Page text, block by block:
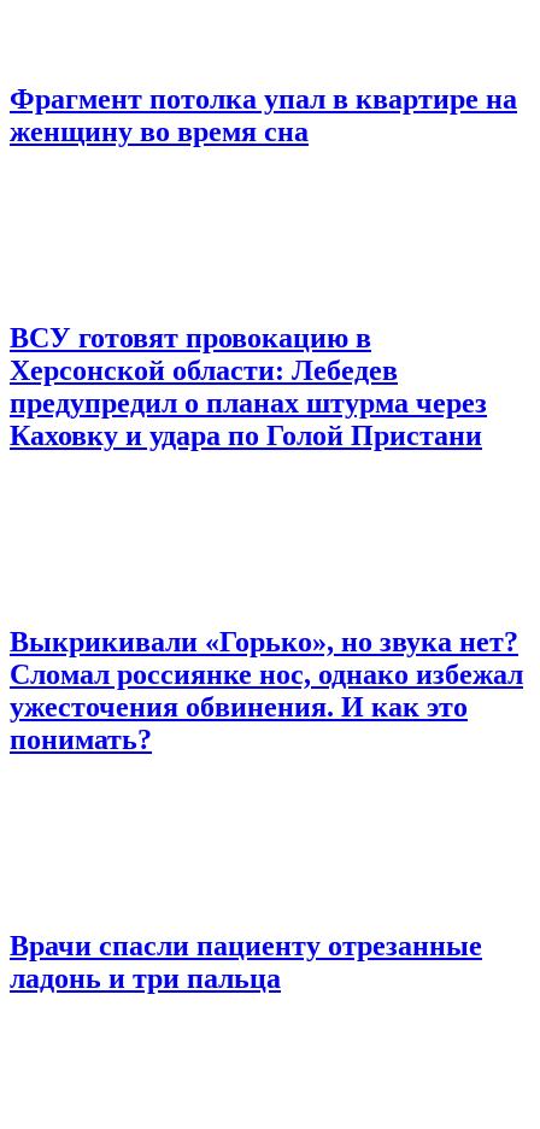
Фрагмент потолка упал в квартире на
женщину во время сна
ВСУ готовят провокацию в
Херсонской области: Лебедев
предупредил о планах штурма через
Каховку и удара по Голой Пристани
Выкрикивали «Горько», но звука нет?
Сломал россиянке нос, однако избежал
ужесточения обвинения. И как это
понимать?
Врачи спасли пациенту отрезанные
ладонь и три пальца